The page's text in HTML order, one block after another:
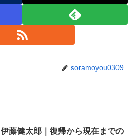
soramoyou0309
伊藤健太郎｜復帰から現在までの